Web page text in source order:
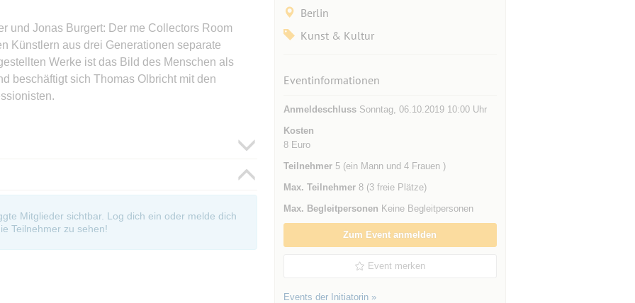
und Jonas Burgert: Der me Collectors Room
Künstlern aus drei Generationen separate
Werke ist das Bild des Menschen als
beschäftigt sich Thomas Olbricht mit den
Mitglieder sichtbar. Log dich ein oder melde dich
Teilnehmer zu sehen!
Berlin
Kunst & Kultur
Eventinformationen
AnmeldeschlussSonntag, 06.10.2019 10:00 Uhr
Kosten
8 Euro
Teilnehmer5 (ein Mann und 4 Frauen )
Max. Teilnehmer8 (3 freie Plätze)
Max. Begleitpersonen Keine Begleitpersonen
Zum Event anmelden
Event merken
Events der Initiatorin »